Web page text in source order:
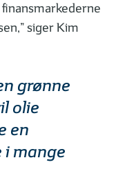
siger Kim
grønne
olie
en
i mange